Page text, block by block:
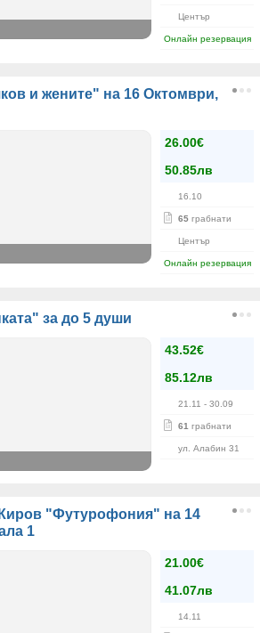
Център
Онлайн резервация
и жените" на 16 Октомври,
26.00€
50.85лв
16.10
65 грабнати
Център
Онлайн резервация
за до 5 души
43.52€
85.12лв
21.11 - 30.09
61 грабнати
ул. Алабин 31
"Футурофония" на 14
1
21.00€
41.07лв
14.11